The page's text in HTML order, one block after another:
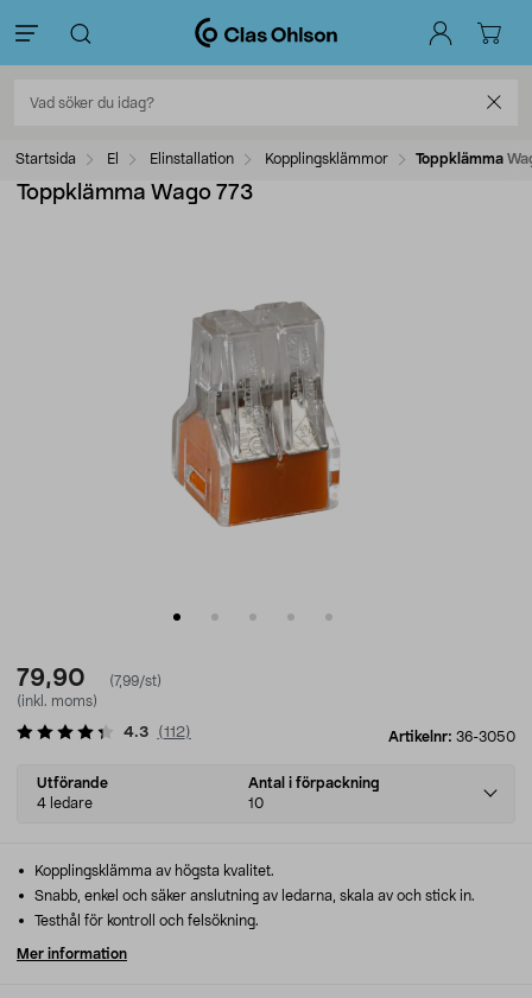
Startsida El Elinstallation Kopplingsklämmor Toppklämma
Toppklämma Wago 773
79,90
(7,99/st)
(inkl. moms)
Artikelnr: 36-3050
4.3 (112)
Select
variant
Utförande
4 ledare
Antal i förpackning
10
Kopplingsklämma av högsta kvalitet.
Snabb, enkel och säker anslutning av ledarna, skala av och stick in.
Testhål för kontroll och felsökning.
Mer information